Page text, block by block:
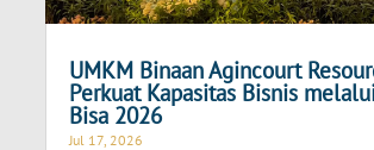
UMKM Binaan Agincourt
Perkuat Kapasitas Bisnis
Bisa 2026
Jul 17, 2026